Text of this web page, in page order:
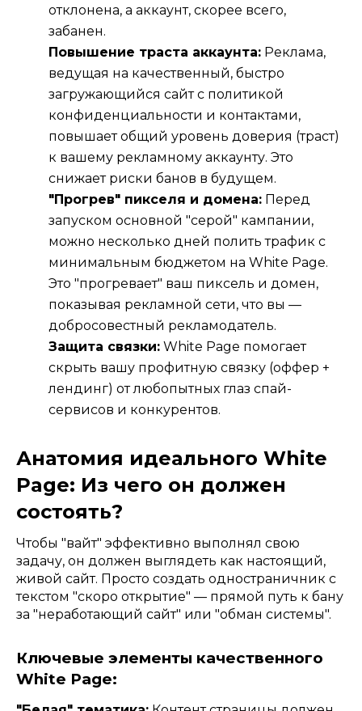
отклонена, а аккаунт, скорее всего,
забанен.
Повышение траста аккаунта: Реклама,
ведущая на качественный, быстро
загружающийся сайт с политикой
конфиденциальности и контактами,
повышает общий уровень доверия (траст)
к вашему рекламному аккаунту. Это
снижает риски банов в будущем.
"Прогрев" пикселя и домена: Перед
запуском основной "серой" кампании,
можно несколько дней полить трафик с
минимальным бюджетом на White Page.
Это "прогревает" ваш пиксель и домен,
показывая рекламной сети, что вы —
добросовестный рекламодатель.
Защита связки: White Page помогает
скрыть вашу профитную связку (оффер +
лендинг) от любопытных глаз спай-
сервисов и конкурентов.
Анатомия идеального White
Page: Из чего он должен
состоять?
Чтобы "вайт" эффективно выполнял свою
задачу, он должен выглядеть как настоящий,
живой сайт. Просто создать одностраничник с
текстом "скоро открытие" — прямой путь к бану
за "неработающий сайт" или "обман системы".
Ключевые элементы качественного
White Page: